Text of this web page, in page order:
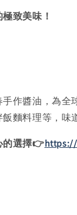
極致美味！
作醬油，為
麵料理等，味
的選擇👉https://